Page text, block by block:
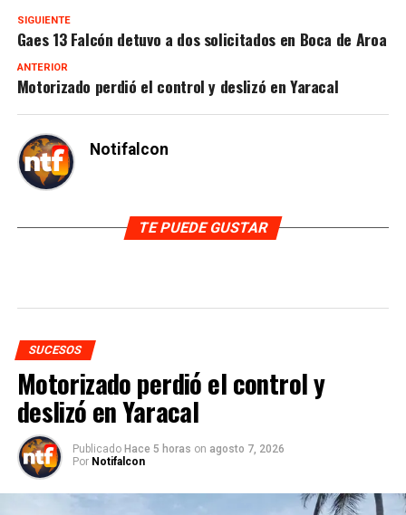
SIGUIENTE
Gaes 13 Falcón detuvo a dos solicitados en Boca de Aroa
ANTERIOR
Motorizado perdió el control y deslizó en Yaracal
Notifalcon
TE PUEDE GUSTAR
SUCESOS
Motorizado perdió el control y
deslizó en Yaracal
Publicado Hace 5 horas on agosto 7, 2026
Por Notifalcon